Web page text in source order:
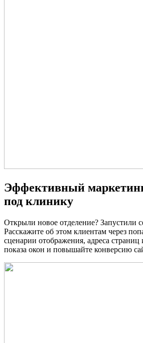
Эффективный
под клинику
Открыли новое отделение? Запустили
Расскажите об этом клиентам через
сценарии отображения, адреса страниц
показа окон и повышайте конверсию